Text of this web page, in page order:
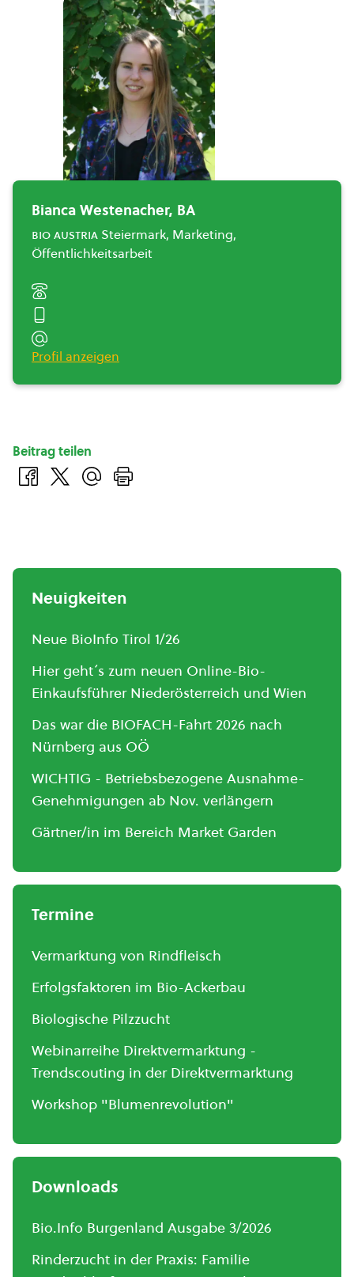
Bianca Westenacher, BA
bio austria Steiermark, Marketing,
Öffentlichkeitsarbeit
Profil anzeigen
Beitrag teilen
Neuigkeiten
Neue BioInfo Tirol 1/26
Hier geht´s zum neuen Online-Bio-
Einkaufsführer Niederösterreich und Wien
Das war die BIOFACH-Fahrt 2026 nach
Nürnberg aus OÖ
WICHTIG - Betriebsbezogene Ausnahme-
Genehmigungen ab Nov. verlängern
Gärtner/in im Bereich Market Garden
Termine
Vermarktung von Rindfleisch
Erfolgsfaktoren im Bio-Ackerbau
Biologische Pilzzucht
Webinarreihe Direktvermarktung -
Trendscouting in der Direktvermarktung
Workshop "Blumenrevolution"
Downloads
Bio.Info Burgenland Ausgabe 3/2026
Rinderzucht in der Praxis: Familie